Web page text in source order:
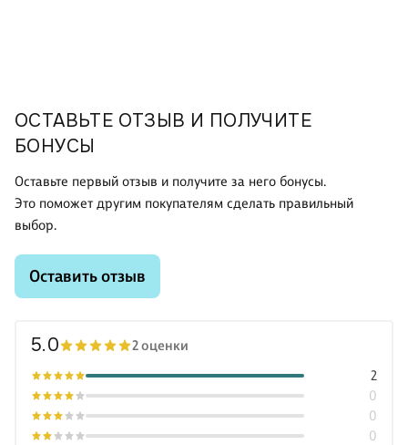
ОСТАВЬТЕ ОТЗЫВ И ПОЛУЧИТЕ
БОНУСЫ
Оставьте первый отзыв и получите за него бонусы.
Это поможет другим покупателям сделать правильный
выбор.
Оставить отзыв
5.0 2 оценки
0
0
0
2